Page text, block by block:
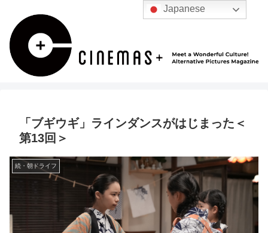
「ブギウギ」ラインダンスがはじまった＜
第13回＞
続・朝ドライフ
Japanese